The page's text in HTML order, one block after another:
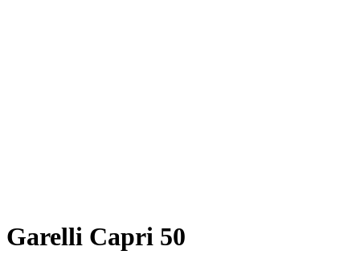
Garelli Capri 50